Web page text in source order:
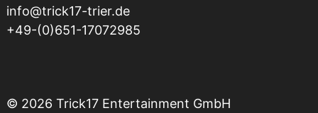
info@trick17-trier.de
+49-(0)651-17072985
© 2026 Trick17 Entertainment GmbH